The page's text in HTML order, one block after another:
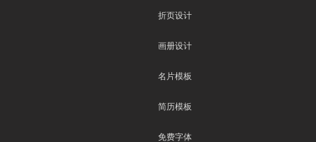
折页设计
画册设计
名片模板
简历模板
免费字体